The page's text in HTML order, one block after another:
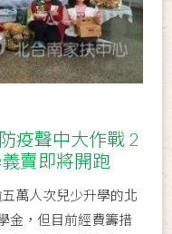
疫聲中大作戰 2
賣即將開跑
萬人次兒少升學的北
金，但目前經費籌措